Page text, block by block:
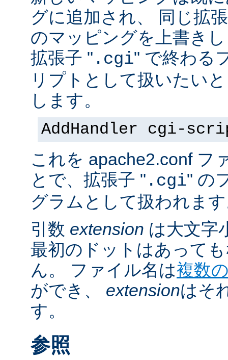
グに追加され、 同じ拡
のマッピングを上書き
拡張子 " .cgi" で終わる
リプトとして扱いたい
します。
AddHandler cgi-
これを apache2.conf フ
とで、拡張子 " .cgi" の
グラムとして扱われま
引数 extension は大文字
最初のドットはあって
ん。 ファイル名は複数
ができ、 extensionはそ
す。
参照